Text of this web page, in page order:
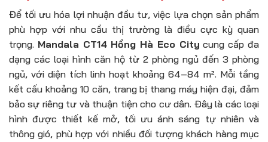
Để tối ưu hóa lợi nhuận đầu tư, việc lựa chọn sản phẩm
phù hợp với nhu cầu thị trường là điều cực kỳ quan
trọng. Mandala CT14 Hồng Hà Eco City cung cấp đa
dạng các loại hình căn hộ từ 2 phòng ngủ đến 3 phòng
ngủ, với diện tích linh hoạt khoảng 64–84 m². Mỗi tầng
kết cấu khoảng 10 căn, trang bị thang máy hiện đại, đảm
bảo sự riêng tư và thuận tiện cho cư dân. Đây là các loại
hình được thiết kế mở, tối ưu ánh sáng tự nhiên và
thông gió, phù hợp với nhiều đối tượng khách hàng mục